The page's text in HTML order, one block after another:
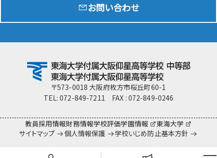
Exam 入試情報サイト
team Gyosei team Gyosei
お問い合わせ
〒573-0018 大阪府枚方市桜丘町60-1
TEL: 072-849-7211 FAX : 072-849-0246
教員採用情報財務情報学校評価学園情報
東海大学
サイトマップ
個人情報保護 学校いじめ防止基本方針